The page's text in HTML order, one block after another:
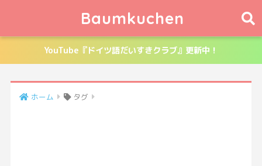
Baumkuchen
YouTube『ドイツ語だいすきクラブ』更新中！
ホーム タグ